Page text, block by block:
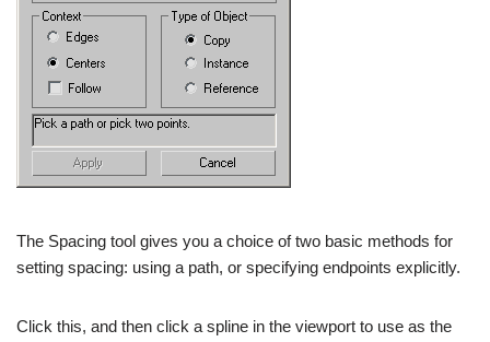
The Spacing tool gives you a choice of two basic methods for
setting spacing: using a path, or specifying endpoints explicitly.
Click this, and then click a spline in the viewport to use as the